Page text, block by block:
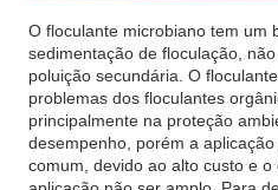
O floculante microbiano tem um
sedimentação de floculação,
poluição secundária. O
problemas dos floculantes
principalmente na proteção
desempenho, porém a
comum, devido ao alto custo e